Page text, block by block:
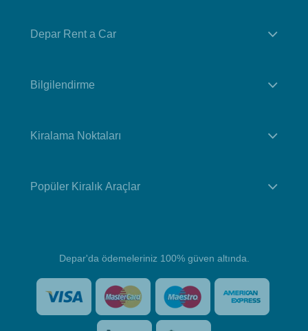
Depar Rent a Car
Bilgilendirme
Kiralama Noktaları
Popüler Kiralık Araçlar
Depar'da ödemeleriniz 100% güven altında.